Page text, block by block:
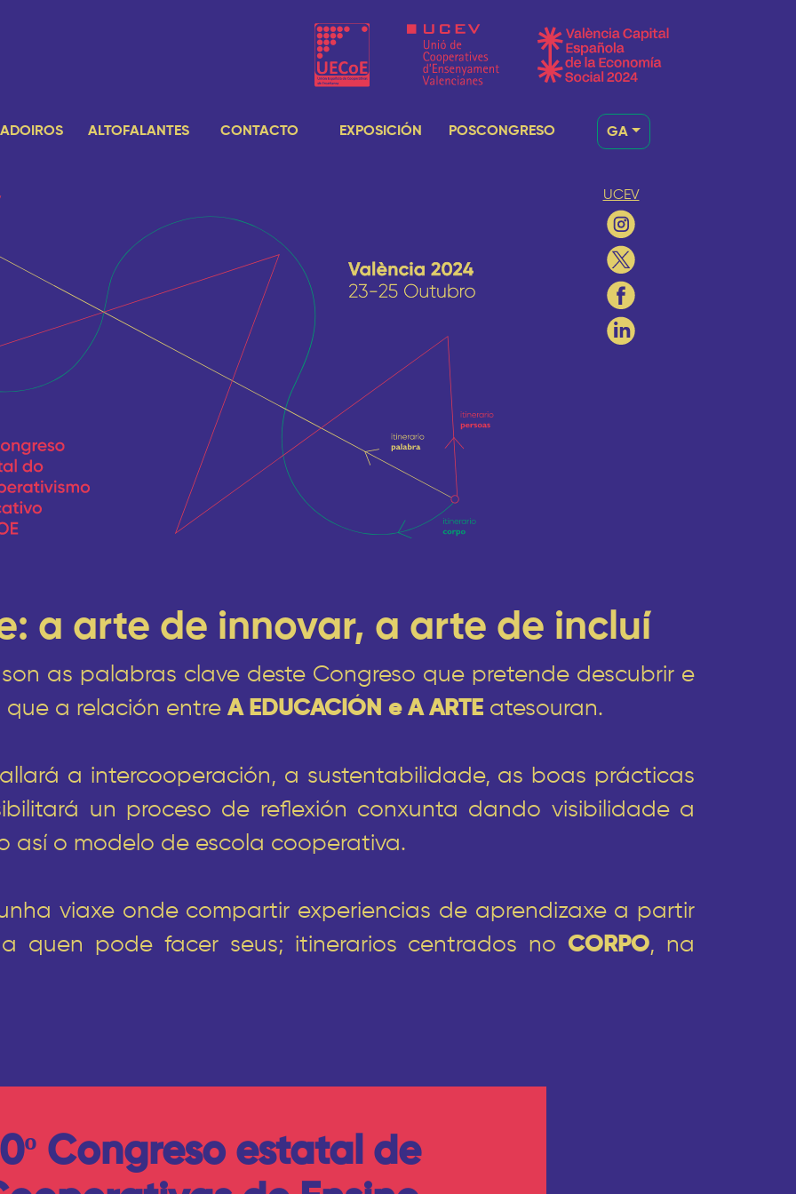
ALTOFALANTES CONTACTO EXPOSICIÓN POSCONGRESO GA
UCEV
a arte de innovar, a arte de incluí
as palabras clave deste Congreso que pretende descubrir e
a relación entre A EDUCACIÓN e A ARTE atesouran.
a intercooperación, a sustentabilidade, as boas prácticas
un proceso de reflexión conxunta dando visibilidade a
así o modelo de escola cooperativa.
viaxe onde compartir experiencias de aprendizaxe a partir
quen pode facer seus; itinerarios centrados no CORPO, na
Congreso estatal de